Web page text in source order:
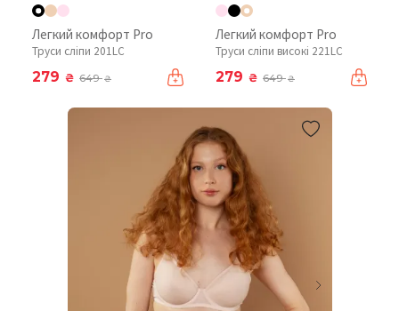
Легкий комфорт Pro
Труси сліпи 201LC
279 ₴ 649₴
Легкий комфорт Pro
Труси сліпи високі 221LC
279 ₴ 649₴